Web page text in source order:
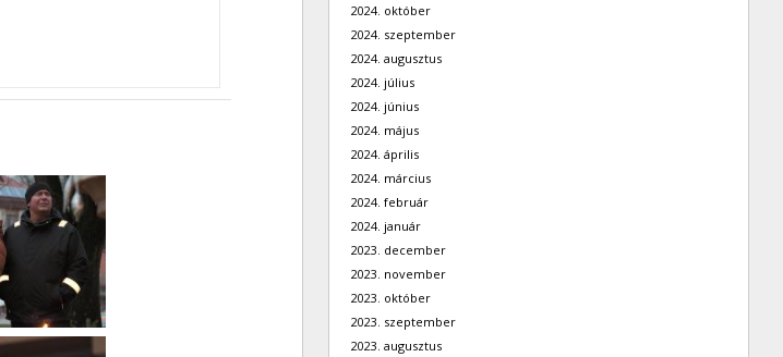
2024. október
2024. szeptember
2024. augusztus
2024. július
2024. június
2024. május
2024. április
2024. március
2024. február
2024. január
2023. december
2023. november
2023. október
2023. szeptember
2023. augusztus